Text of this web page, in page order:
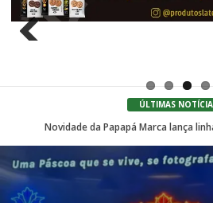
ÚLTIMAS
Novidade da Papapá Marca lança